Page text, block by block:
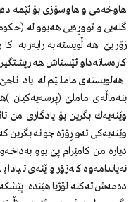
هاوخه‌می و هاوسۆزی بۆ ئێمه‌
گله‌یی و تووڕه‌یی هه‌بوو له‌
زۆر بێ‌ هه‌ڵویسته‌ به‌رابه‌ر به‌
كاره‌ساته‌داو ئێستاش هه‌
هه‌لویسته‌ی ماملێم له‌ یاد
بنه‌ماڵه‌ی ماملێ‌ (پرسه‌یه‌كیان
وێنه‌یه‌ك بگرین بۆ یادگاری من
وێنه‌یه‌كی ئه‌و ڕۆژه‌ جوانه‌ بگرین
دیاره‌ من كامێرام پێ‌ بوو
نه‌یاندامه‌وه‌ كه‌زۆر وێنه‌ی
ده‌مه‌ش ته‌كنه‌لۆژیا هێنده‌